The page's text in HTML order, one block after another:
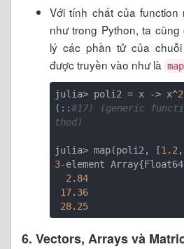
Với tính chất của function
như trong Python, ta
lý các phần tử của
được truyền vào như là map
julia> poli2 = x -> x^2
( : :#17) (generic
thod)
julia> map(poli2, [1.2,
3-element
2.84
17.36
28.25
6. Vectors, Arrays và